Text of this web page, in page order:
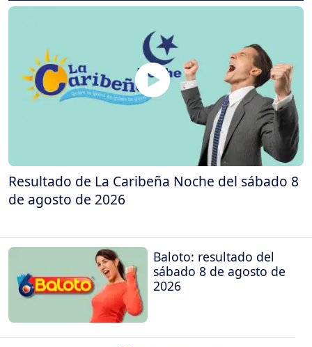
Resultado de La Caribeña Noche del sábado 8
de agosto de 2026
Baloto: resultado del
sábado 8 de agosto de
2026